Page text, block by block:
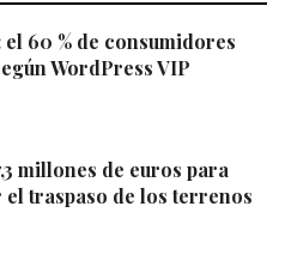
60 % de consumidores
WordPress VIP
millones de euros para
traspaso de los terrenos